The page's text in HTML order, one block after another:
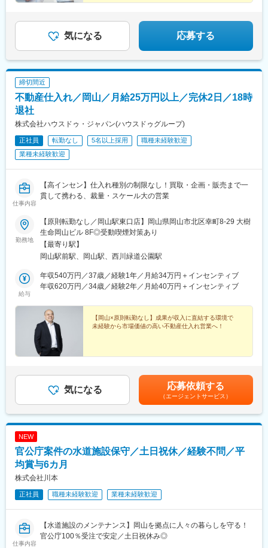
気になる 応募する
締切間近
不動産仕入れ／岡山／月給25万円以上／完休2日／18時
退社
株式会社ハウスドゥ・ジャパン(ハウスドゥグループ)
正社員 転勤なし 5名以上採用
職種未経験歓迎
業種未経験歓迎
仕事内容
【高インセン】仕入れ種別の制限なし！買取・企画・販売まで一
貫して携わる、裁量・スケール大の営業
勤務地
【原則転勤なし／岡山駅東口店】岡山県岡山市北区幸町8-29 大樹
生命岡山ビル 8F◎受動喫煙対策あり
【最寄り駅】
岡山駅前駅、岡山駅、西川緑道公園駅
給与
年収540万円／37歳／経験1年／月給34万円＋インセンティブ
年収620万円／34歳／経験2年／月給40万円＋インセンティブ
【岡山×原則転勤なし】成果が収入に直結する環境で
未経験から市場価値の高い不動産仕入れ営業へ！
気になる 応募依頼する
（エージェントサービス）
NEW
官公庁案件の水道施設保守／土日祝休／経験不問／平
均賞与6カ月
株式会社川本
正社員 職種未経験歓迎 業種未経験歓迎
仕事内容
【水道施設のメンテナンス】岡山を拠点に人々の暮らしを守る！
官公庁100％受注で安定／土日祝休み◎